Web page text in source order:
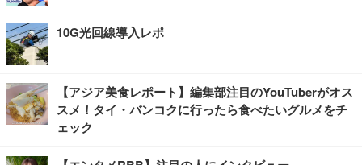
10G光回線導入レポ
【アジア美食レポート】編集部注目のYouTuberがオス
スメ！タイ・バンコクに行ったら食べたいグルメをチ
ェック